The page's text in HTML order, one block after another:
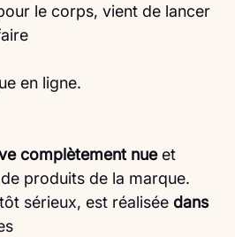
le corps, vient de lancer
en ligne.
complètement nue et
produits de la marque.
sérieux, est réalisée dans